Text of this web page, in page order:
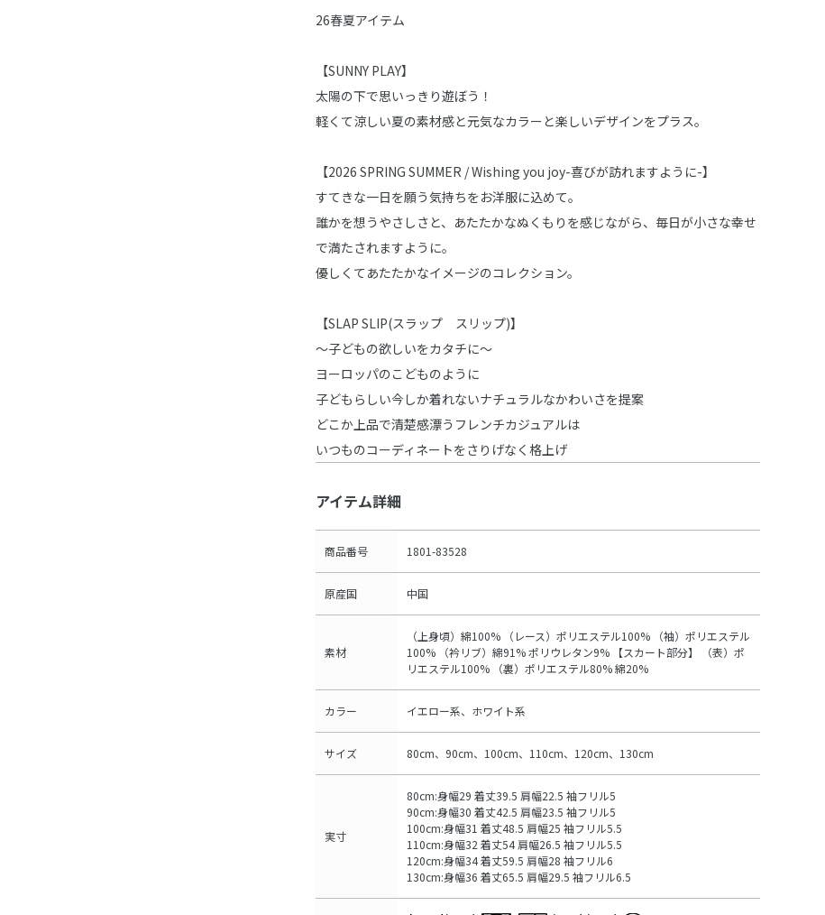
26春夏アイテム
【SUNNY PLAY】
太陽の下で思いっきり遊ぼう！
軽くて涼しい夏の素材感と元気なカラーと楽しいデザインをプラス。
【2026 SPRING SUMMER / Wishing you joy-喜びが訪れますように-】
すてきな一日を願う気持ちをお洋服に込めて。
誰かを想うやさしさと、あたたかなぬくもりを感じながら、毎日が小さな幸せ
で満たされますように。
優しくてあたたかなイメージのコレクション。
【SLAP SLIP(スラップ スリップ)】
～子どもの欲しいをカタチに～
ヨーロッパのこどものように
子どもらしい今しか着れないナチュラルなかわいさを提案
どこか上品で清楚感漂うフレンチカジュアルは
いつものコーディネートをさりげなく格上げ
アイテム詳細
商品番号 1801-83528
原産国 中国
素材
（上身頃）綿100% （レース）ポリエステル100% （袖）ポリエステル
100% （衿リブ）綿91% ポリウレタン9% 【スカート部分】 （表）ポ
リエステル100% （裏）ポリエステル80% 綿20%
カラー イエロー系、ホワイト系
サイズ 80cm、90cm、100cm、110cm、120cm、130cm
実寸
80cm:身幅29 着丈39.5 肩幅22.5 袖フリル5
90cm:身幅30 着丈42.5 肩幅23.5 袖フリル5
100cm:身幅31 着丈48.5 肩幅25 袖フリル5.5
110cm:身幅32 着丈54 肩幅26.5 袖フリル5.5
120cm:身幅34 着丈59.5 肩幅28 袖フリル6
130cm:身幅36 着丈65.5 肩幅29.5 袖フリル6.5